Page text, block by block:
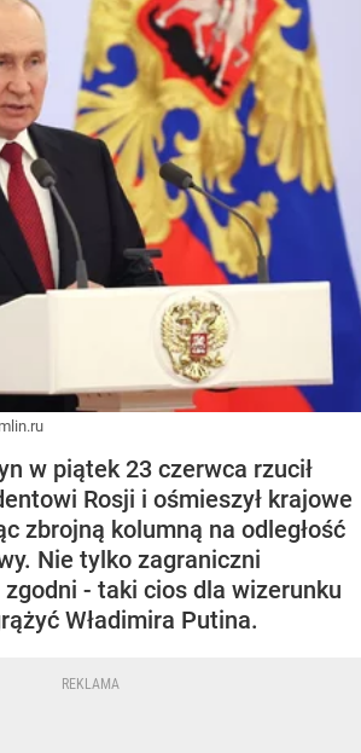
w piątek 23 czerwca rzucił
Rosji i ośmieszył krajowe
zbrojną kolumną na odległość
Nie tylko zagraniczni
- taki cios dla wizerunku
Władimira Putina.